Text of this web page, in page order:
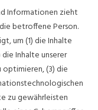
Informationen zieht
betroffene Person.
um (1) die Inhalte
Inhalte unserer
(3) die
zu gewährleisten